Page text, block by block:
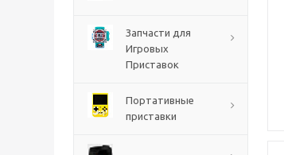
Запчасти для
Игровых
Приставок
Портативные
приставки